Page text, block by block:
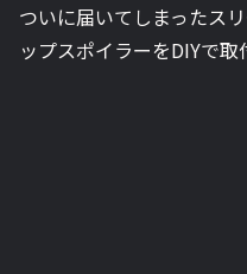
ついに届いてしまったス
ップスポイラーをDIYで取